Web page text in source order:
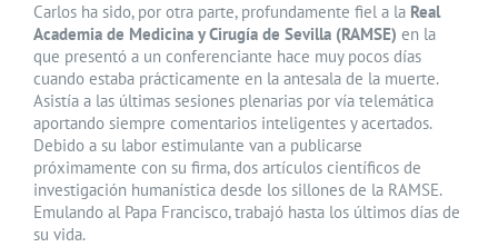
Carlos ha sido, por otra parte, profundamente fiel a la Real
Academia de Medicina y Cirugía de Sevilla (RAMSE) en la
que presentó a un conferenciante hace muy pocos días
cuando estaba prácticamente en la antesala de la muerte.
Asistía a las últimas sesiones plenarias por vía telemática
aportando siempre comentarios inteligentes y acertados.
Debido a su labor estimulante van a publicarse
próximamente con su firma, dos artículos científicos de
investigación humanística desde los sillones de la RAMSE.
Emulando al Papa Francisco, trabajó hasta los últimos días de
su vida.